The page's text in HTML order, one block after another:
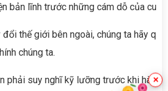
bản lĩnh trước những cám dỗ của
đổi thế giới bên ngoài, chúng ta hãy
chúng ta.
phải suy nghĩ kỹ lưỡng trước khi hành
×